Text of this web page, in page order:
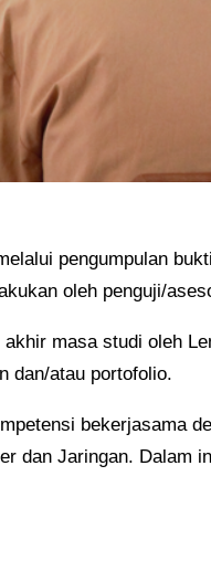
pengumpulan
oleh penguji/
masa studi oleh
dan/atau portofolio.
bekerjasama
dan Jaringan. Dalam